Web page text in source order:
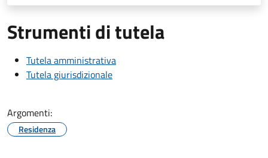
Strumenti di tutela
Tutela amministrativa
Tutela giurisdizionale
Argomenti:
Residenza